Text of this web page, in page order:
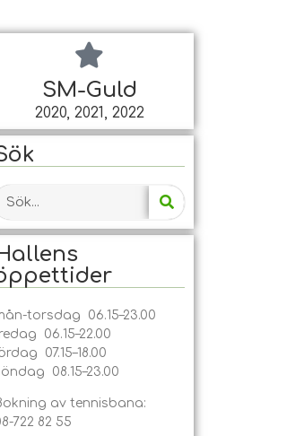
SM-Guld
2020, 2021, 2022
torsdag 06.15–23.00
06.15–22.00
07.15–18.00
08.15–23.00
av tennisbana:
722 82 55